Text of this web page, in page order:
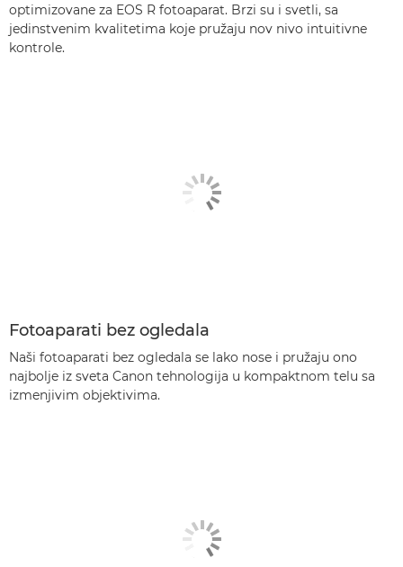
optimizovane za EOS R fotoaparat. Brzi su i svetli, sa
jedinstvenim kvalitetima koje pružaju nov nivo intuitivne
kontrole.
Fotoaparati bez ogledala
Naši fotoaparati bez ogledala se lako nose i pružaju ono
najbolje iz sveta Canon tehnologija u kompaktnom telu sa
izmenjivim objektivima.